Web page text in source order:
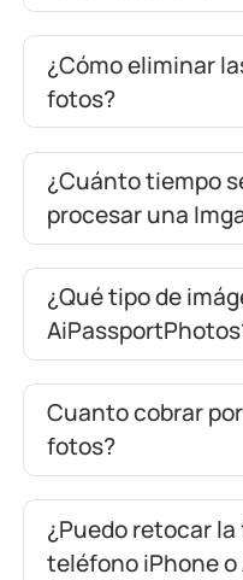
¿Cómo eliminar
fotos?
¿Cuánto tiempo
procesar una
¿Qué tipo de
Cuanto cobrar
fotos?
¿Puedo retocar
teléfono iPhone o